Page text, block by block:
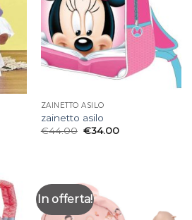
ZAINETTO ASILO
zainetto asilo
€44.00 €34.00
In offerta!